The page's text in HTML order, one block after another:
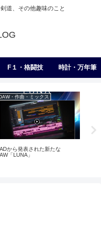
道、その他趣味のこと
F１・格闘技 時計・万年筆
・作曲・ミックス
から発表された新たな
「LUNA」